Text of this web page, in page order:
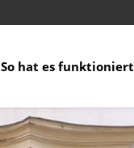
So hat es funktioniert